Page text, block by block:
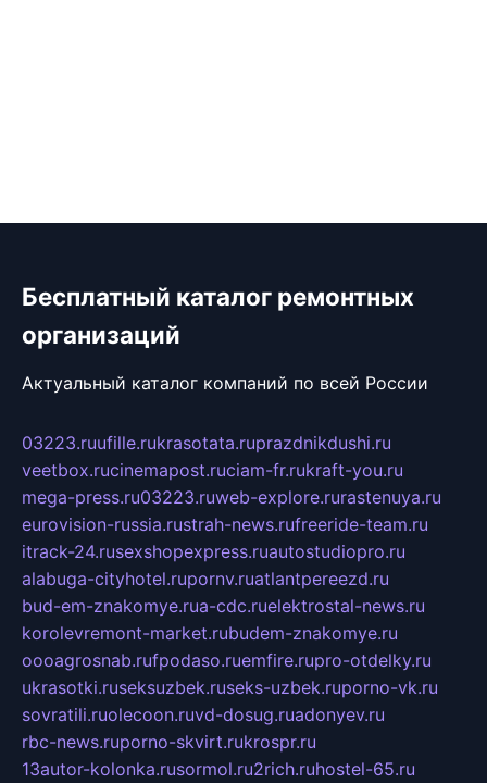
Бесплатный каталог ремонтных
организаций
Актуальный каталог компаний по всей России
03223.ruufille.rukrasotata.ruprazdnikdushi.ru
veetbox.rucinemapost.ruciam-fr.rukraft-you.ru
mega-press.ru03223.ruweb-explore.rurastenuya.ru
eurovision-russia.rustrah-news.rufreeride-team.ru
itrack-24.rusexshopexpress.ruautostudiopro.ru
alabuga-cityhotel.rupornv.ruatlantpereezd.ru
bud-em-znakomye.rua-cdc.ruelektrostal-news.ru
korolevremont-market.rubudem-znakomye.ru
oooagrosnab.rufpodaso.ruemfire.rupro-otdelky.ru
ukrasotki.ruseksuzbek.ruseks-uzbek.ruporno-vk.ru
sovratili.ruolecoon.ruvd-dosug.ruadonyev.ru
rbc-news.ruporno-skvirt.rukrospr.ru
13autor-kolonka.rusormol.ru2rich.ruhostel-65.ru